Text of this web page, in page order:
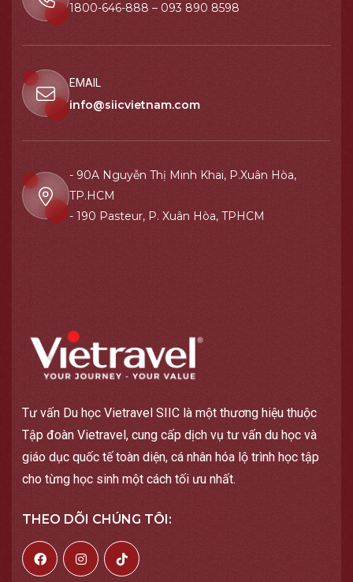
1800-646-888 – 093 890 8598
EMAIL
info@siicvietnam.com
- 90A Nguyễn Thị Minh Khai, P.Xuân Hòa,
TP.HCM
- 190 Pasteur, P. Xuân Hòa, TPHCM
Tư vấn Du học Vietravel SIIC là một thương hiệu thuộc
Tập đoàn Vietravel, cung cấp dịch vụ tư vấn du học và
giáo dục quốc tế toàn diện, cá nhân hóa lộ trình học tập
cho từng học sinh một cách tối ưu nhất.
THEO DÕI CHÚNG TÔI: